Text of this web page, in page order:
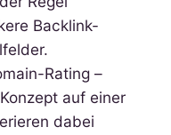
Backlink-
Rating –
auf einer
dabei